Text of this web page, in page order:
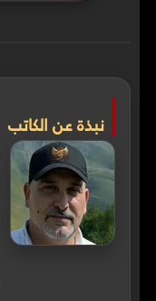
نبذة عن الكاتب